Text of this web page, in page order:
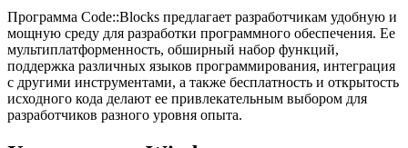
Программа Code::Blocks предлагает разработчикам удобную и
мощную среду для разработки программного обеспечения. Ее
мультиплатформенность, обширный набор функций,
поддержка различных языков программирования, интеграция
с другими инструментами, а также бесплатность и открытость
исходного кода делают ее привлекательным выбором для
разработчиков разного уровня опыта.